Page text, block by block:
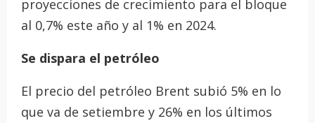
proyecciones de crecimiento para el bloque
al 0,7% este año y al 1% en 2024.
Se dispara el petróleo
El precio del petróleo Brent subió 5% en lo
que va de setiembre y 26% en los últimos